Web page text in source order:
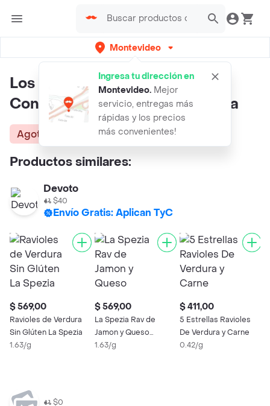
Montevideo
Ingresa tu dirección en
Montevideo. Mejor
servicio, entregas más
rápidas y los precios
más convenientes!
Los Dos Leones Ravioles
Congelados de Jamón y Verdura
Agotado
Productos similares:
Devoto
$40
Envío Gratis: Aplican TyC
$ 569,00
Ravioles de Verdura
Sin Glúten La Spezia
1.63/g
$ 569,00
La Spezia Rav de
Jamon y Queso
S/gluten
1.63/g
$ 411,00
5 Estrellas Ravioles
De Verdura y Carne
0.42/g
$0